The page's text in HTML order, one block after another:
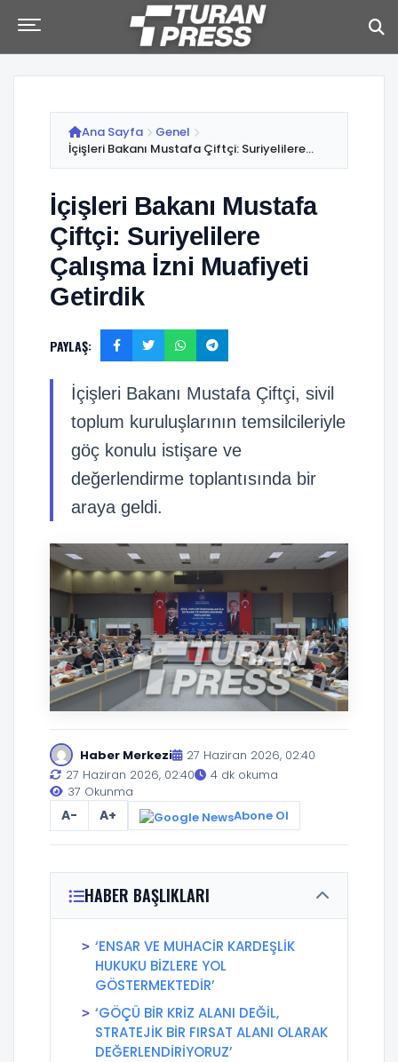
Ana Sayfa
Genel
İçişleri Bakanı Mustafa Çiftçi: Suriyelilere...
İçişleri Bakanı Mustafa
Çiftçi: Suriyelilere
Çalışma İzni Muafiyeti
Getirdik
PAYLAŞ:
İçişleri Bakanı Mustafa Çiftçi, sivil
toplum kuruluşlarının temsilcileriyle
göç konulu istişare ve
değerlendirme toplantısında bir
araya geldi.
Haber Merkezi
27 Haziran 2026, 02:40
27 Haziran 2026, 02:40
4 dk okuma
37 Okunma
A- A+ Abone Ol
HABER BAŞLIKLARI
‘ENSAR VE MUHACİR KARDEŞLİK
HUKUKU BİZLERE YOL
GÖSTERMEKTEDİR’
‘GÖÇÜ BİR KRİZ ALANI DEĞİL,
STRATEJİK BİR FIRSAT ALANI OLARAK
DEĞERLENDİRİYORUZ’